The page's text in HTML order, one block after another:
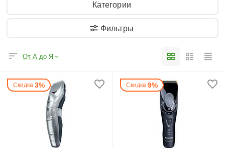
Категории
Фильтры
От А до Я
Скидка 3% Скидка 9%